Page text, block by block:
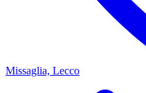
Missaglia, Lecco